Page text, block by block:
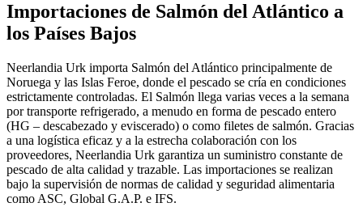
Importaciones de Salmón del Atlántico a
los Países Bajos
Neerlandia Urk importa Salmón del Atlántico principalmente de
Noruega y las Islas Feroe, donde el pescado se cría en condiciones
estrictamente controladas. El Salmón llega varias veces a la semana
por transporte refrigerado, a menudo en forma de pescado entero
(HG – descabezado y eviscerado) o como filetes de salmón. Gracias
a una logística eficaz y a la estrecha colaboración con los
proveedores, Neerlandia Urk garantiza un suministro constante de
pescado de alta calidad y trazable. Las importaciones se realizan
bajo la supervisión de normas de calidad y seguridad alimentaria
como ASC, Global G.A.P. e IFS.